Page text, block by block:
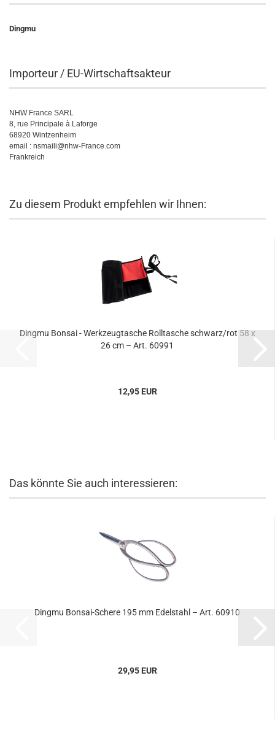
Dingmu
Importeur / EU-Wirtschaftsakteur
NHW France SARL
8, rue Principale à Laforge
68920 Wintzenheim
email : nsmaili@nhw-France.com
Frankreich
Zu diesem Produkt empfehlen wir Ihnen:
Dingmu Bonsai - Werkzeugtasche Rolltasche schwarz/rot 58 x
26 cm – Art. 60991
12,95 EUR
Das könnte Sie auch interessieren:
Dingmu Bonsai-Schere 195 mm Edelstahl – Art. 60910
29,95 EUR